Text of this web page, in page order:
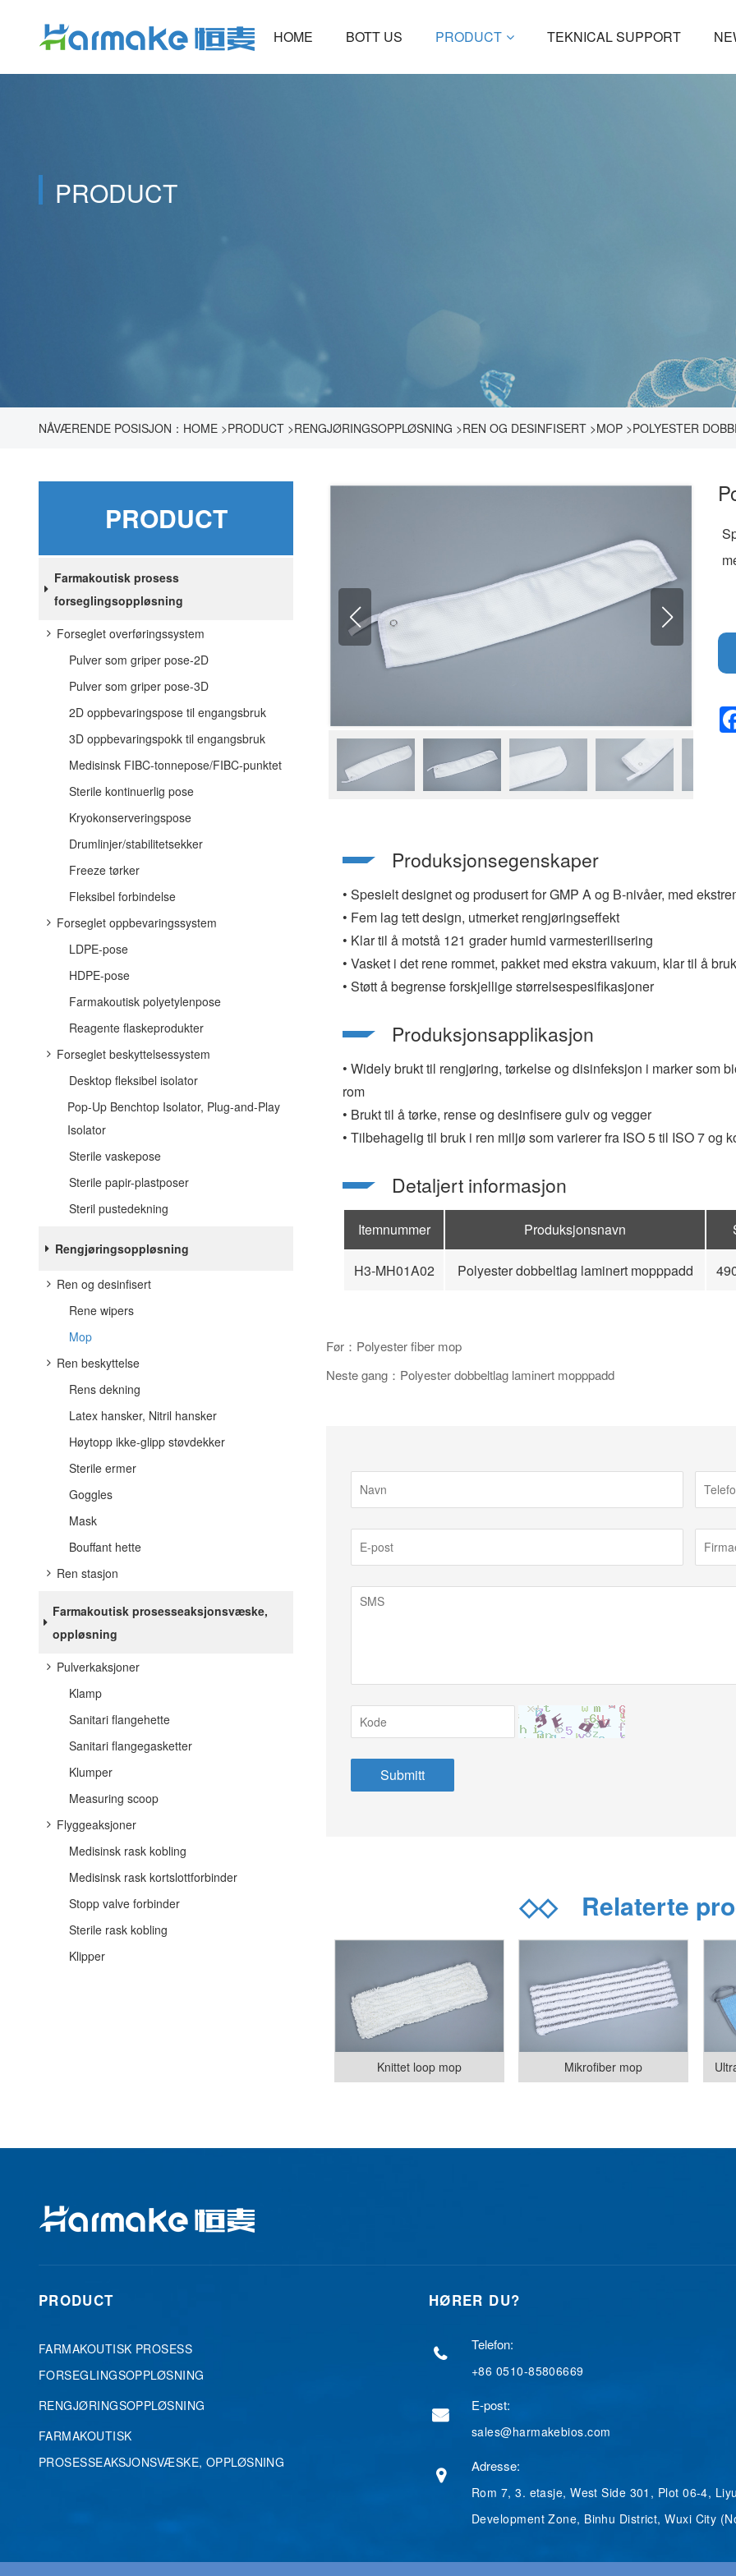
HOME BOTT US PRODUCT TEKNICAL SUPPORT
PRODUCT
NÅVÆRENDE POSISJON： HOME >PRODUCT >RENGJØRINGSOPPLØSNING >REN OG DESINFISERT >MOP >POLYESTER
PRODUCT
Farmakoutisk prosess
forseglingsoppløsning
Forseglet overføringssystem
Pulver som griper pose-2D
Pulver som griper pose-3D
2D oppbevaringspose til engangsbruk
3D oppbevaringspokk til engangsbruk
Medisinsk FIBC-tonnepose/FIBC-punktet
Sterile kontinuerlig pose
Kryokonserveringspose
Drumlinjer/stabilitetsekker
Freeze tørker
Fleksibel forbindelse
Forseglet oppbevaringssystem
LDPE-pose
HDPE-pose
Farmakoutisk polyetylenpose
Reagente flaskeprodukter
Forseglet beskyttelsessystem
Desktop fleksibel isolator
Pop-Up Benchtop Isolator, Plug-and-Play
Isolator
Sterile vaskepose
Sterile papir-plastposer
Steril pustedekning
Rengjøringsoppløsning
Ren og desinfisert
Rene wipers
Mop
Ren beskyttelse
Rens dekning
Latex hansker, Nitril hansker
Høytopp ikke-glipp støvdekker
Sterile ermer
Goggles
Mask
Bouffant hette
Ren stasjon
Farmakoutisk prosesseaksjonsvæske,
oppløsning
Pulverkaksjoner
Klamp
Sanitari flangehette
Sanitari flangegasketter
Klumper
Measuring scoop
Flyggeaksjoner
Medisinsk rask kobling
Medisinsk rask kortslottforbinder
Stopp valve forbinder
Sterile rask kobling
Klipper
Produksjonsegenskaper
• Spesielt designet og produsert for GMP A og B-nivåer, med
• Fem lag tett design, utmerket rengjøringseffekt
• Klar til å motstå 121 grader humid varmesterilisering
• Vasket i det rene rommet, pakket med ekstra vakuum, klar til å
• Støtt å begrense forskjellige størrelsespesifikasjoner
Produksjonsapplikasjon
• Widely brukt til rengjøring, tørkelse og disinfeksjon i marker som
rom
• Brukt til å tørke, rense og desinfisere gulv og vegger
• Tilbehagelig til bruk i ren miljø som varierer fra ISO 5 til ISO 7 og
Detaljert informasjon
Itemnummer Produksjonsnavn
H3-MH01A02 Polyester dobbeltlag laminert mopppadd
Før：Polyester fiber mop
Neste gang：Polyester dobbeltlag laminert mopppadd
◇◇Relaterte
Knittet loop mop Mikrofiber mop
PRODUCT
FARMAKOUTISK PROSESS
FORSEGLINGSOPPLØSNING
RENGJØRINGSOPPLØSNING
FARMAKOUTISK
PROSESSEAKSJONSVÆSKE, OPPLØSNING
HØRER DU?
Telefon:
+86 0510-85806669
E-post:
sales@harmakebios.com
Adresse:
Rom 7, 3. etasje, West Side 301, Plot 06-4,
Development Zone, Binhu District, Wuxi City